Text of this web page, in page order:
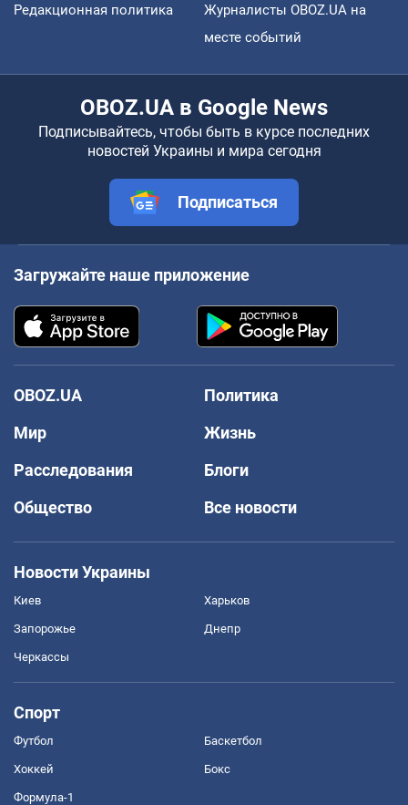
Редакционная политика
Журналисты OBOZ.UA на
месте событий
OBOZ.UA в Google News
Подписывайтесь, чтобы быть в курсе последних
новостей Украины и мира сегодня
Подписаться
Загружайте наше приложение
OBOZ.UA
Политика
Мир
Жизнь
Расследования
Блоги
Общество
Все новости
Новости Украины
Киев Харьков
Запорожье Днепр
Черкассы
Спорт
Футбол Баскетбол
Хоккей Бокс
Формула-1